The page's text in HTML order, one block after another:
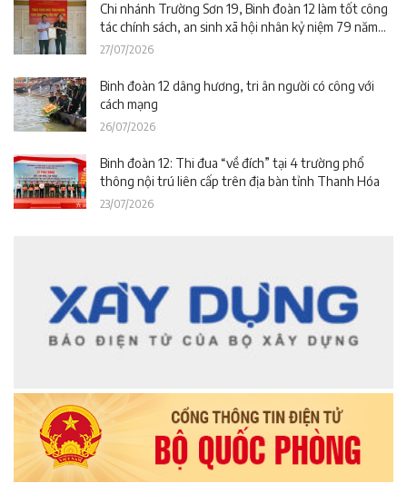
Chi nhánh Trường Sơn 19, Binh đoàn 12 làm tốt công
tác chính sách, an sinh xã hội nhân kỷ niệm 79 năm
Ngày Thương binh – Liệt sĩ
27/07/2026
Binh đoàn 12 dâng hương, tri ân người có công với
cách mạng
26/07/2026
Binh đoàn 12: Thi đua “về đích” tại 4 trường phổ
thông nội trú liên cấp trên địa bàn tỉnh Thanh Hóa
23/07/2026